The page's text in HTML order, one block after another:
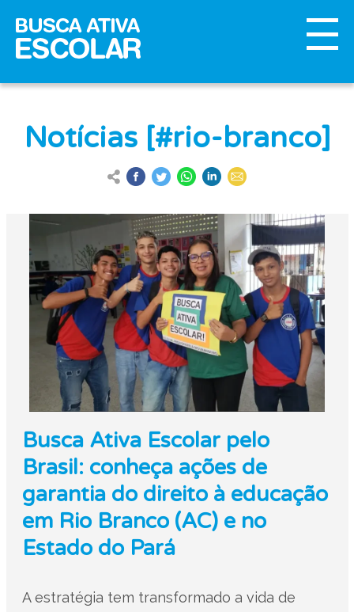
Notícias [#rio-branco]
Busca Ativa Escolar pelo
Brasil: conheça ações de
garantia do direito à educação
em Rio Branco (AC) e no
Estado do Pará
A estratégia tem transformado a vida de